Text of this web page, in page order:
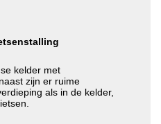
kelder met
zijn er ruime
als in de kelder,